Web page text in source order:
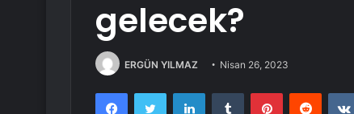
gelecek?
ERGÜN YILMAZ Nisan 26, 2023
FacebookTwitter LinkedInTumblr PinterestReddit